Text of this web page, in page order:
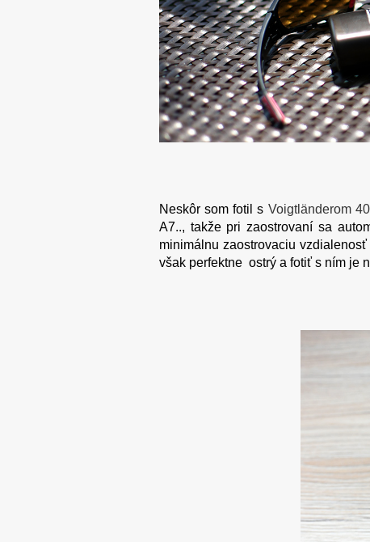
Neskôr som fotil s Voigtländerom
A7.., takže pri zaostrovaní sa
minimálnu zaostrovaciu
však perfektne ostrý a fotiť s ním je